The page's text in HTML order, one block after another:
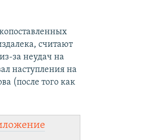
считают
за неудач на
наступления на
(после того как